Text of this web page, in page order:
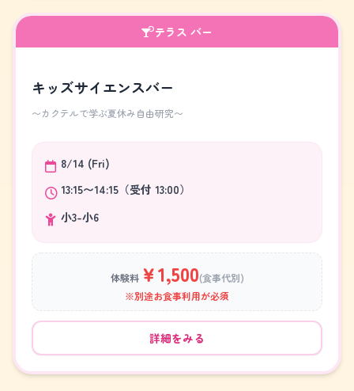
テラス バー
キッズサイエンスバー
～カクテルで学ぶ夏休み自由研究～
8/14 (Fri)
13:15〜14:15（受付 13:00）
小3-小6
体験料￥1,500(食事代別)
※別途お食事利用が必須
詳細をみる